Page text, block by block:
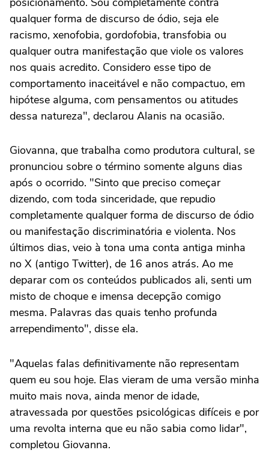
qualquer forma de discurso de ódio, seja ele
racismo, xenofobia, gordofobia, transfobia ou
qualquer outra manifestação que viole os valores
nos quais acredito. Considero esse tipo de
comportamento inaceitável e não compactuo, em
hipótese alguma, com pensamentos ou atitudes
dessa natureza", declarou Alanis na ocasião.
Giovanna, que trabalha como produtora cultural, se
pronunciou sobre o término somente alguns dias
após o ocorrido. "Sinto que preciso começar
dizendo, com toda sinceridade, que repudio
completamente qualquer forma de discurso de ódio
ou manifestação discriminatória e violenta. Nos
últimos dias, veio à tona uma conta antiga minha
no X (antigo Twitter), de 16 anos atrás. Ao me
deparar com os conteúdos publicados ali, senti um
misto de choque e imensa decepção comigo
mesma. Palavras das quais tenho profunda
arrependimento", disse ela.
"Aquelas falas definitivamente não representam
quem eu sou hoje. Elas vieram de uma versão minha
muito mais nova, ainda menor de idade,
atravessada por questões psicológicas difíceis e por
uma revolta interna que eu não sabia como lidar",
completou Giovanna.